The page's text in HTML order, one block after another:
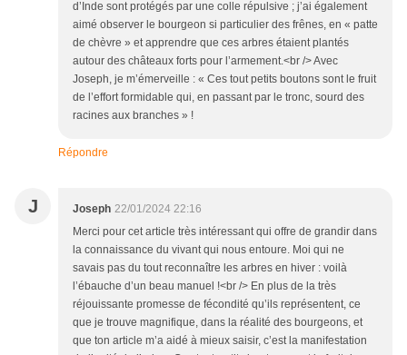
d’Inde sont protégés par une colle répulsive ; j’ai également
aimé observer le bourgeon si particulier des frênes, en « patte
de chèvre » et apprendre que ces arbres étaient plantés
autour des châteaux forts pour l’armement.<br /> Avec
Joseph, je m’émerveille : « Ces tout petits boutons sont le fruit
de l’effort formidable qui, en passant par le tronc, sourd des
racines aux branches » !
Répondre
J Joseph 22/01/2024 22:16
Merci pour cet article très intéressant qui offre de grandir dans
la connaissance du vivant qui nous entoure. Moi qui ne
savais pas du tout reconnaître les arbres en hiver : voilà
l’ébauche d’un beau manuel !<br /> En plus de la très
réjouissante promesse de fécondité qu’ils représentent, ce
que je trouve magnifique, dans la réalité des bourgeons, et
que ton article m’a aidé à mieux saisir, c’est la manifestation